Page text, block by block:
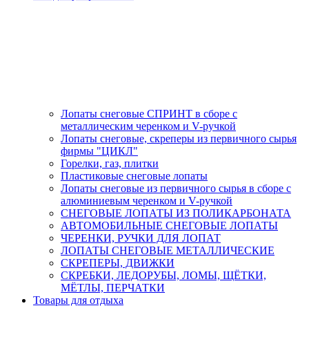
Лопаты снеговые СПРИНТ в сборе с
металлическим черенком и V-ручкой
Лопаты снеговые, скреперы из первичного сырья
фирмы "ЦИКЛ"
Горелки, газ, плитки
Пластиковые снеговые лопаты
Лопаты снеговые из первичного сырья в сборе с
алюминиевым черенком и V-ручкой
СНЕГОВЫЕ ЛОПАТЫ ИЗ ПОЛИКАРБОНАТА
АВТОМОБИЛЬНЫЕ СНЕГОВЫЕ ЛОПАТЫ
ЧЕРЕНКИ, РУЧКИ ДЛЯ ЛОПАТ
ЛОПАТЫ СНЕГОВЫЕ МЕТАЛЛИЧЕСКИЕ
СКРЕПЕРЫ, ДВИЖКИ
СКРЕБКИ, ЛЕДОРУБЫ, ЛОМЫ, ЩЁТКИ,
МЁТЛЫ, ПЕРЧАТКИ
Товары для отдыха